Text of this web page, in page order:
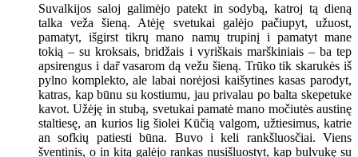
Suvalkijos saloj galimėjo patekt in sodybą, katroj tą dieną
talka veža šieną. Atėję svetukai galėjo pačiupyt, užuost,
pamatyt, išgirst tikrų mano namų trupinį i pamatyt mane
tokią – su kroksais, bridžais i vyriškais marškiniais – ba tep
apsirengus i dar̃ vasarom dą vežu šieną. Trūko tik skarukės iš
pylno komplekto, ale labai norėjosi kaišytines kasas parodyt,
katras, kap būnu su kostiumu, jau privalau po balta skepetuke
kavot. Užėję in stubą, svetukai pamatė mano močiutės austinę
staltiesę, an kurios lig šiolei Kūčią valgom, užtiesimus, katrie
an sofkių patiesti būna. Buvo i keli rankšluosčiai. Viens
šventinis, o in kitą galėjo rankas nusišluostyt, kap bulvukę su